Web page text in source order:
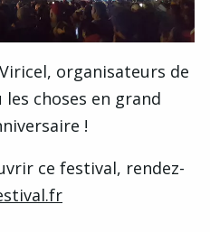
organisateurs de
les choses en grand
!
ce festival, rendez-